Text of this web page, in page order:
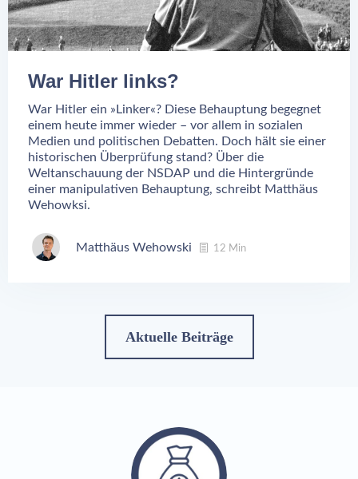
War Hitler links?
War Hitler ein »Linker«? Diese Behauptung begegnet
einem heute immer wieder – vor allem in sozialen
Medien und politischen Debatten. Doch hält sie einer
historischen Überprüfung stand? Über die
Weltanschauung der NSDAP und die Hintergründe
einer manipulativen Behauptung, schreibt Matthäus
Wehowksi.
Matthäus Wehowski 12 Min
Aktuelle Beiträge